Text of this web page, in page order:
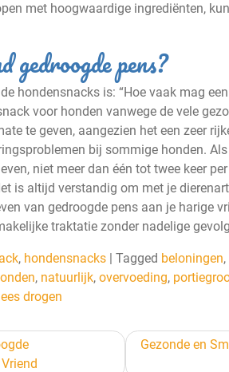
met hoogwaardige ingrediënten,
gedroogde pens?
hondensnacks is: “Hoe vaak mag
voor honden vanwege de vele
te geven, aangezien het een zeer
bij sommige honden.
niet meer dan één tot twee keer
is altijd verstandig om met je
van gedroogde pens aan je harige
traktatie zonder nadelige
, hondensnacks | Tagged beloningen,
, natuurlijk, overvoeding,
drogen
Gezonde en